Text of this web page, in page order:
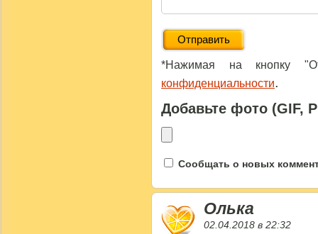
*Нажимая на кнопку
конфиденциальности.
Добавьте фото (GIF,
Сообщать о новых
Олька
02.04.2018 в 22:32